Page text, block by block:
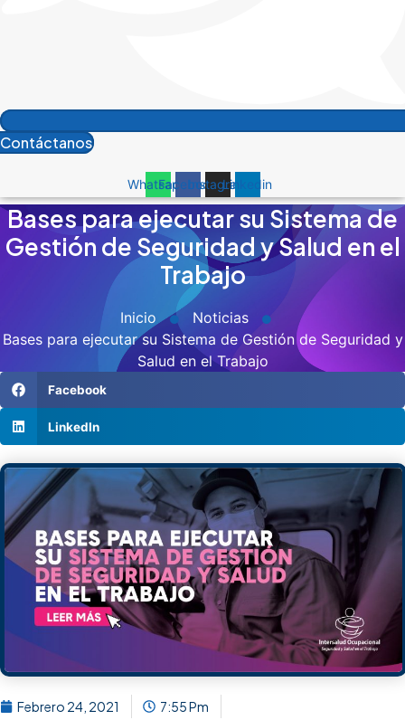
Contáctanos
WhatsappFacebook
InstagramLinkedin
Bases para ejecutar su Sistema de
Gestión de Seguridad y Salud en el
Trabajo
Inicio
Noticias
Bases para ejecutar su Sistema de Gestión de Seguridad y
Salud en el Trabajo
Facebook
LinkedIn
Febrero 24, 2021
7:55 Pm